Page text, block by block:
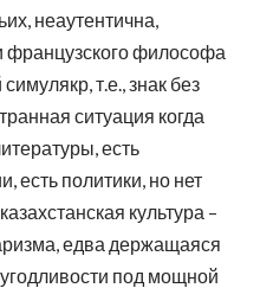
неаутентична,
французского философа
т.е., знак без
ситуация когда
есть
политики, но нет
культура –
едва держащаяся
под мощной